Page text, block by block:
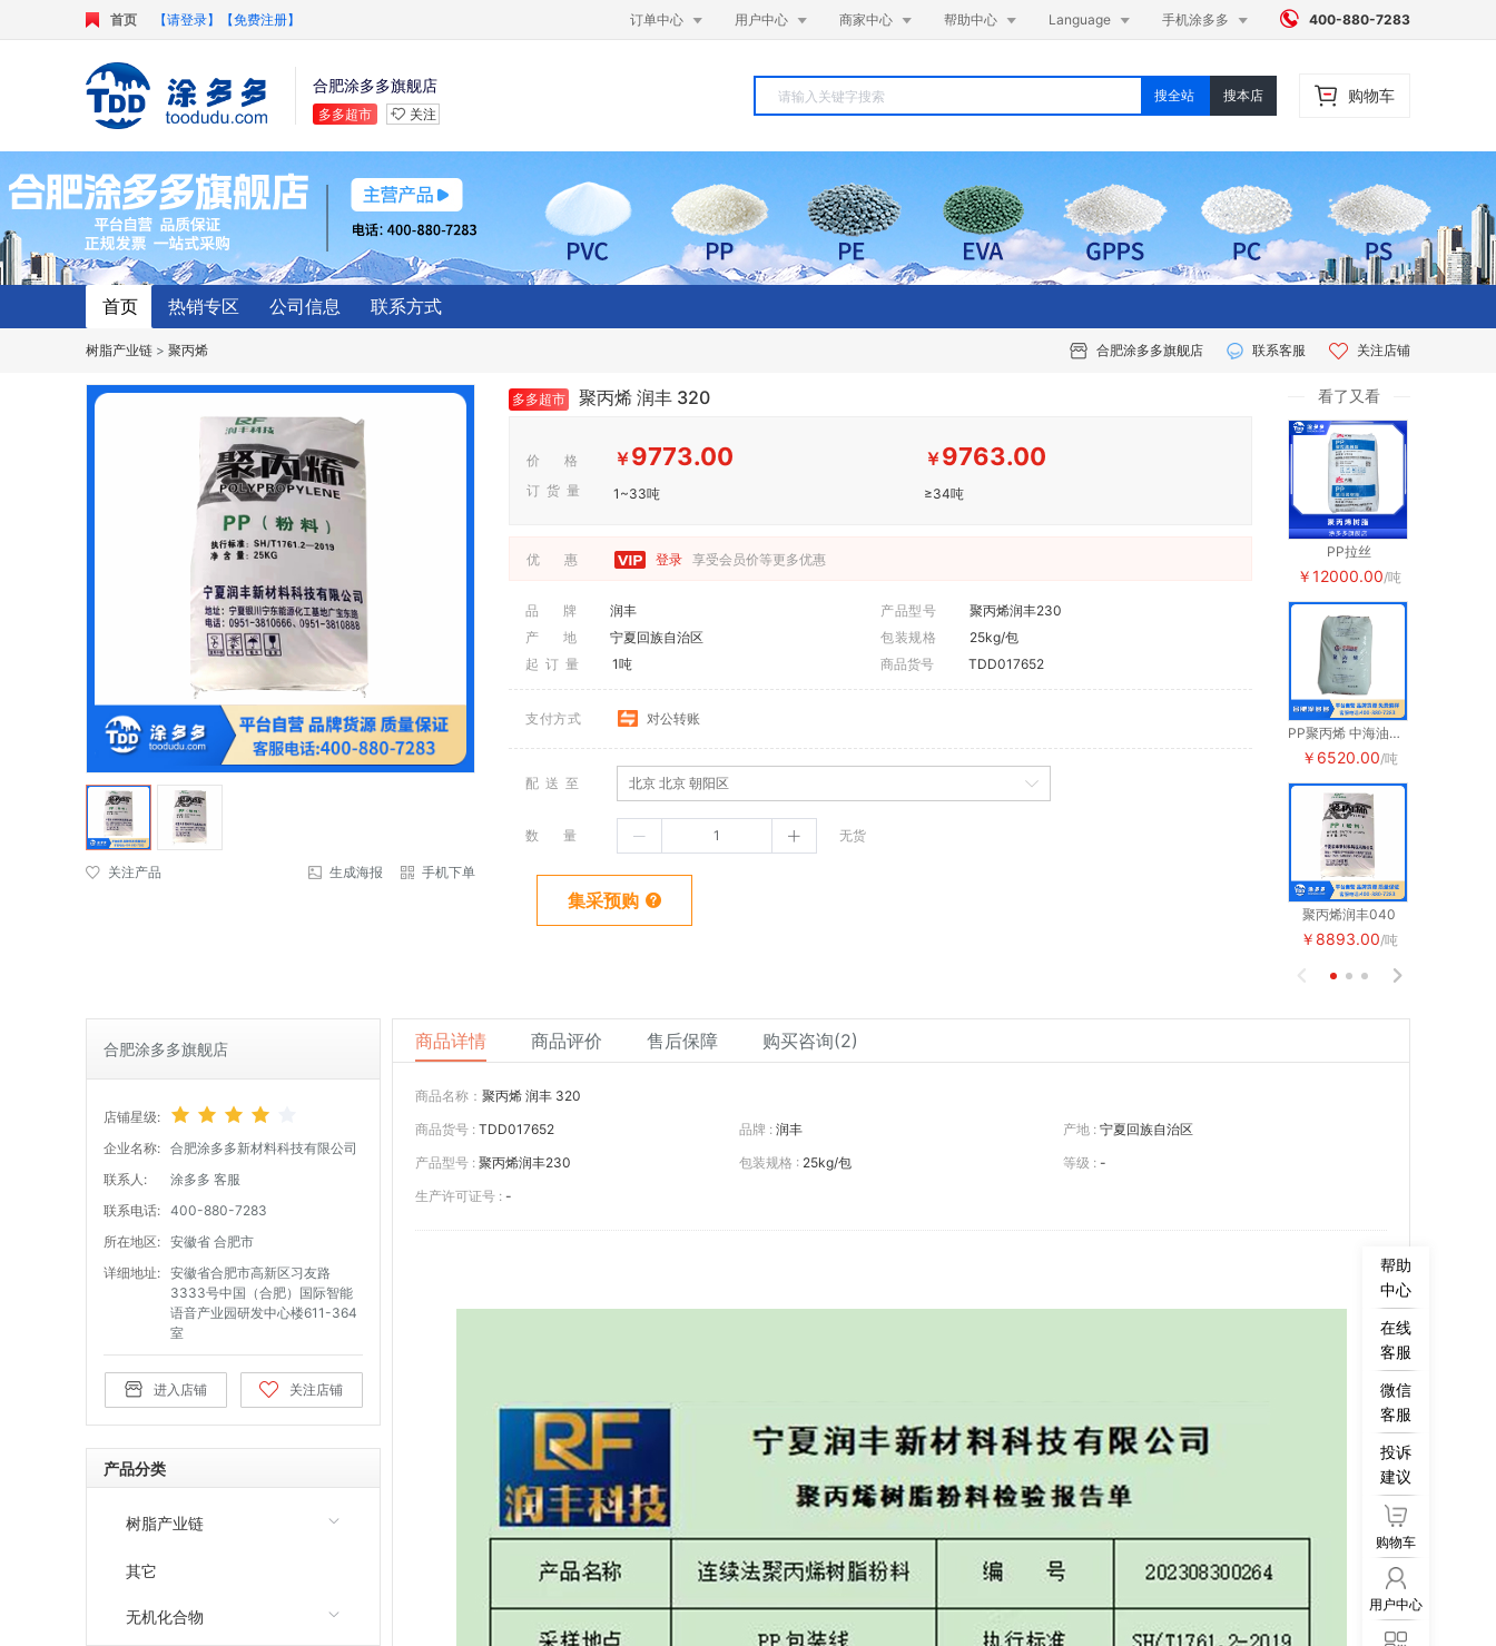
首页 【请登录】 【免费注册】 订单中心  用户中心  商家中心  帮助中心  Language  手机涂多多   400-880-7283
合肥涂多多旗舰店
多多超市 关注
搜全站 搜本店 购物车
首页 热销专区 公司信息 联系方式
树脂产业链 > 聚丙烯 合肥涂多多旗舰店 联系客服 关注店铺
关注产品 生成海报 手机下单
多多超市 聚丙烯 润丰 320
价 格
订 货 量
￥9773.00
1~33吨
￥9763.00
≥34吨
优 惠 登录 享受会员价等更多优惠
品 牌 润丰 产品型号
聚丙烯润丰230
产 地
宁夏回族自治区 包装规格
25kg/包
起 订 量
1吨 商品货号 TDD017652
支付方式 对公转账
配 送 至 北京 北京 朝阳区
数 量 无货
集采预购
看了又看
PP拉丝
￥12000.00/吨
PP聚丙烯 中海油大榭 1102k
￥6520.00/吨
聚丙烯润丰040
￥8893.00/吨

合肥涂多多旗舰店
店铺星级:
企业名称: 合肥涂多多新材料科技有限公司
联系人:
涂多多 客服
联系电话: 400-880-7283
所在地区: 安徽省 合肥市
详细地址: 安徽省合肥市高新区习友路
3333号中国（合肥）国际智能
语音产业园研发中心楼611-364
室
进入店铺 关注店铺
产品分类
树脂产业链
其它
无机化合物
商品详情 商品评价 售后保障 购买咨询(2)
商品名称： 聚丙烯 润丰 320
商品货号 : TDD017652 品牌 : 润丰 产地 : 宁夏回族自治区
产品型号 : 聚丙烯润丰230 包装规格 : 25kg/包 等级 : -
生产许可证号 : -
帮助
中心
在线
客服
微信
客服
投诉
建议
购物车
用户中心